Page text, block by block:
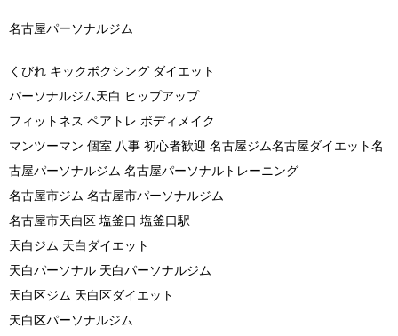
名古屋パーソナルジム
くびれ キックボクシング ダイエット
パーソナルジム天白 ヒップアップ
フィットネス ペアトレ ボディメイク
マンツーマン 個室 八事 初心者歓迎 名古屋ジム名古屋ダイエット名
古屋パーソナルジム 名古屋パーソナルトレーニング
名古屋市ジム 名古屋市パーソナルジム
名古屋市天白区 塩釜口 塩釜口駅
天白ジム 天白ダイエット
天白パーソナル 天白パーソナルジム
天白区ジム 天白区ダイエット
天白区パーソナルジム